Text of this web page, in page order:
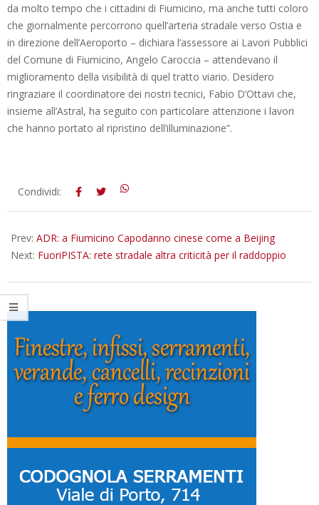
da molto tempo che i cittadini di Fiumicino, ma anche tutti coloro
che giornalmente percorrono quell’arteria stradale verso Ostia e
in direzione dell’Aeroporto – dichiara l’assessore ai Lavori Pubblici
del Comune di Fiumicino, Angelo Caroccia – attendevano il
miglioramento della visibilità di quel tratto viario. Desidero
ringraziare il coordinatore dei nostri tecnici, Fabio D’Ottavi che,
insieme all’Astral, ha seguito con particolare attenzione i lavori
che hanno portato al ripristino dell’illuminazione”.
2017-
Condividi:
Prev: ADR: a Fiumicino Capodanno cinese come a Beijing
Next: FuoriPISTA: rete stradale altra criticità per il raddoppio